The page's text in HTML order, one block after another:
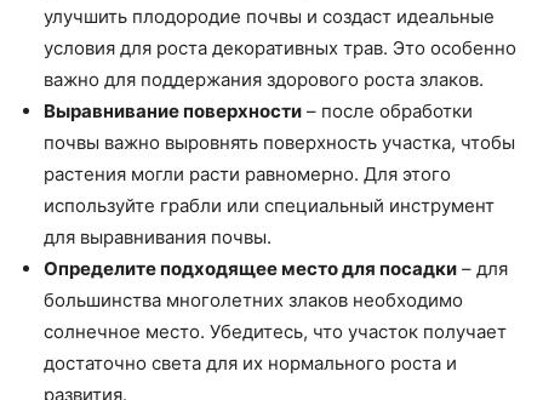
улучшить плодородие почвы и создаст идеальные
условия для роста декоративных трав. Это особенно
важно для поддержания здорового роста злаков.
Выравнивание поверхности – после обработки
почвы важно выровнять поверхность участка, чтобы
растения могли расти равномерно. Для этого
используйте грабли или специальный инструмент
для выравнивания почвы.
Определите подходящее место для посадки – для
большинства многолетних злаков необходимо
солнечное место. Убедитесь, что участок получает
достаточно света для их нормального роста и
развития.